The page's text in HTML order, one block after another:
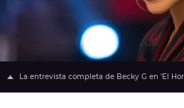
La entrevista completa de Becky G en 'El